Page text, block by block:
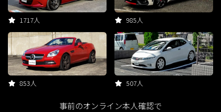
1717人 985人
853人 507人
事前のオンライン本人確認で